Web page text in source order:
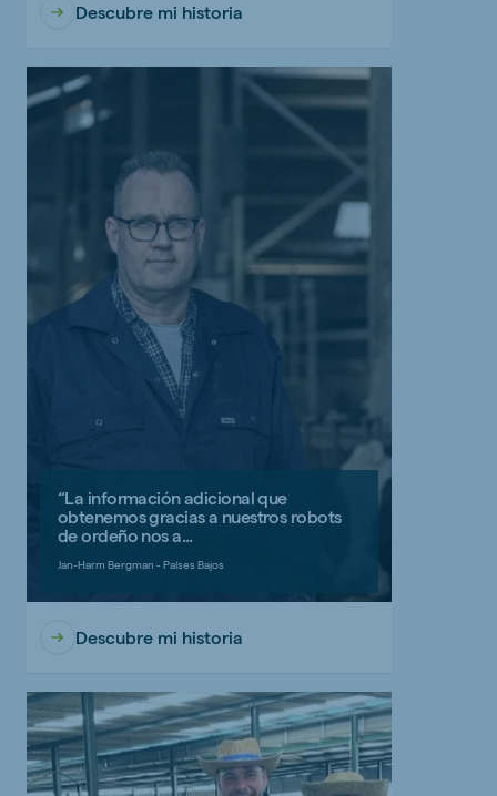
Descubre mi historia
“La información adicional que
obtenemos gracias a nuestros robots
de ordeño nos a...
Jan-Harm Bergman - Países Bajos
Descubre mi historia